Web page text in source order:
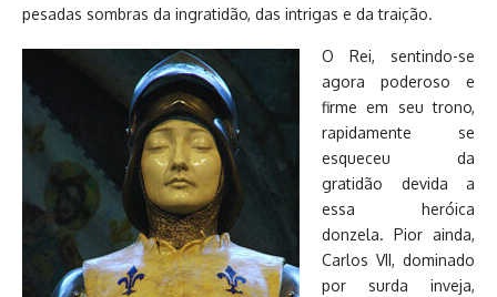
pesadas sombras da ingratidão, das intrigas e da traição.
O Rei, sentindo-se
agora poderoso e
firme em seu trono,
rapidamente se
esqueceu da
gratidão devida a
essa heróica
donzela. Pior ainda,
Carlos VII, dominado
por surda inveja,